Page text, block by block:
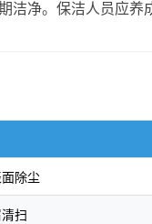
净。保洁人员应养
除尘
扫